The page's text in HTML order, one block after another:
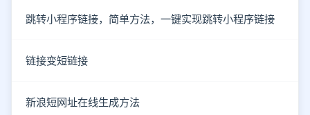
跳转小程序链接，简单方法，一键实现跳转小程序链接
链接变短链接
新浪短网址在线生成方法